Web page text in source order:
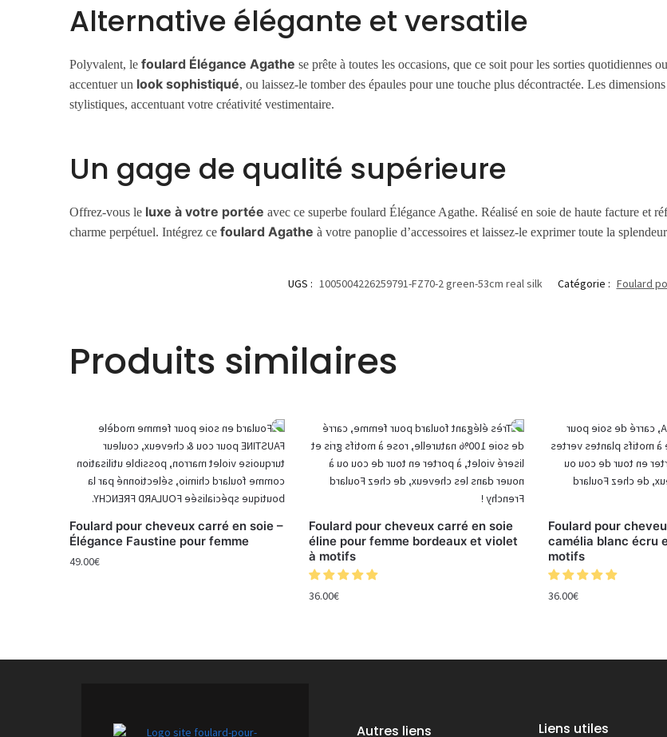
Alternative élégante et versatile
Polyvalent, lefoulard Élégance Agathe se prête à toutes les occasions, que ce soit pour les sorties quotidiennes
accentuer un look sophistiqué, ou laissez-le tomber des épaules pour une touche plus décontractée. Les
stylistiques, accentuant votre créativité vestimentaire.
Un gage de qualité supérieure
Offrez-vous le luxe à votre portée avec ce superbe foulard Élégance Agathe. Réalisé en soie de haute facture et
charme perpétuel. Intégrez cefoulard Agathe à votre panoplie d’accessoires et laissez-le exprimer toute la
UGS : 1005004226259791-FZ70-2 green-53cm real silk Catégorie : Foulard
Produits similaires
Foulard pour cheveux carré en soie –
Élégance Faustine pour femme
49.00€
Foulard pour cheveux carré en soie
éline pour femme bordeaux et violet
à motifs
36.00€
Foulard pour
camélia blanc écru
motifs
36.00€
Autres liens Liens utiles